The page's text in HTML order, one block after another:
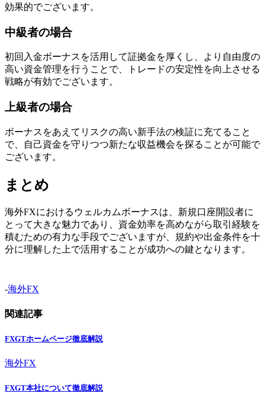
効果的でございます。
中級者の場合
初回入金ボーナスを活用して証拠金を厚くし、より自由度の
高い資金管理を行うことで、トレードの安定性を向上させる
戦略が有効でございます。
上級者の場合
ボーナスをあえてリスクの高い新手法の検証に充てること
で、自己資金を守りつつ新たな収益機会を探ることが可能で
ございます。
まとめ
海外FXにおけるウェルカムボーナスは、新規口座開設者に
とって大きな魅力であり、資金効率を高めながら取引経験を
積むための有力な手段でございますが、規約や出金条件を十
分に理解した上で活用することが成功への鍵となります。
-海外FX
関連記事
FXGTホームページ徹底解説
海外FX
FXGT本社について徹底解説